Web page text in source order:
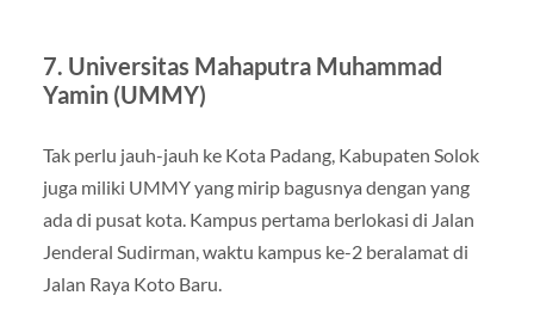
7. Universitas Mahaputra Muhammad
Yamin (UMMY)
Tak perlu jauh-jauh ke Kota Padang, Kabupaten Solok
juga miliki UMMY yang mirip bagusnya dengan yang
ada di pusat kota. Kampus pertama berlokasi di Jalan
Jenderal Sudirman, waktu kampus ke-2 beralamat di
Jalan Raya Koto Baru.